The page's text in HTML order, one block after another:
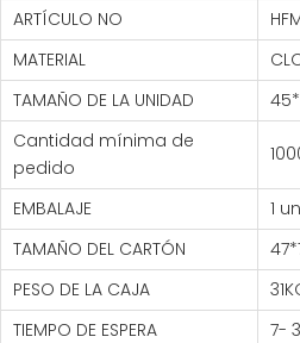
ARTÍCULO NO
MATERIAL
TAMAÑO DE LA UNIDAD
Cantidad mínima de
pedido
EMBALAJE
1
TAMAÑO DEL CARTÓN
PESO DE LA CAJA
TIEMPO DE ESPERA
7-